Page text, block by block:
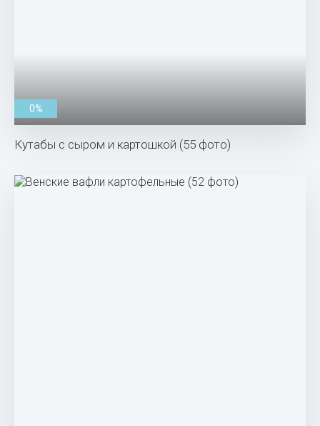
0%
Кутабы с сыром и картошкой (55 фото)